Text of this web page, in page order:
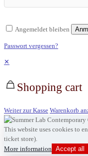
Angemeldet bleiben
Passwort vergessen?
✕
Shopping cart
Weiter zur Kasse Warenkorb
This website uses cookies to
ticket store).
More information Accept all